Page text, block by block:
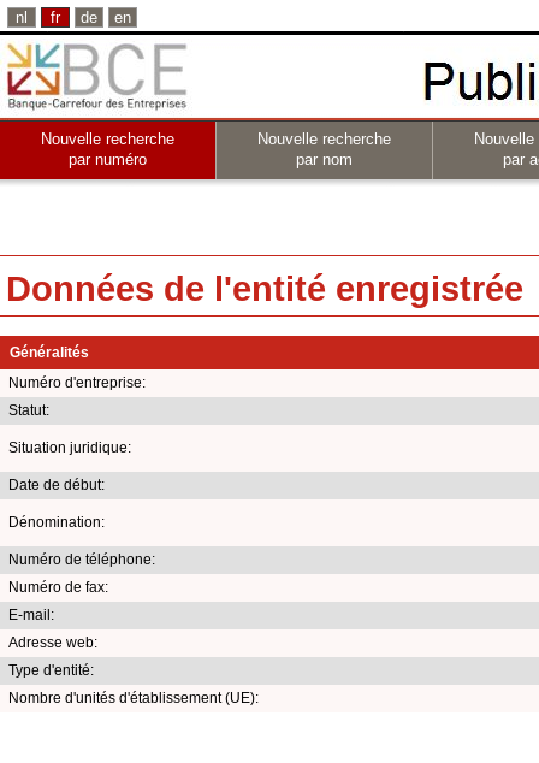
nl fr de en
Nouvelle recherche
par numéro
Nouvelle recherche
par nom
par
Données de l'entité enregistrée
Généralités
Numéro d'entreprise:
Statut:
Situation juridique:
Date de début:
Dénomination:
Numéro de téléphone:
Numéro de fax:
E-mail:
Adresse web:
Type d'entité:
Nombre d'unités d'établissement (UE):